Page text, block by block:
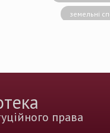
земельні
Голова
права